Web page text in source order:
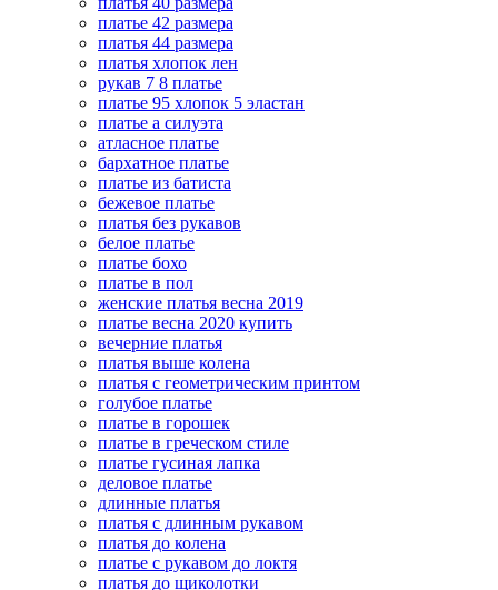
платье 42 размера
платья 44 размера
платья хлопок лен
рукав 7 8 платье
платье 95 хлопок 5 эластан
платье а силуэта
атласное платье
бархатное платье
платье из батиста
бежевое платье
платья без рукавов
белое платье
платье бохо
платье в пол
женские платья весна 2019
платье весна 2020 купить
вечерние платья
платья выше колена
платья с геометрическим принтом
голубое платье
платье в горошек
платье в греческом стиле
платье гусиная лапка
деловое платье
длинные платья
платья с длинным рукавом
платья до колена
платье с рукавом до локтя
платья до щиколотки